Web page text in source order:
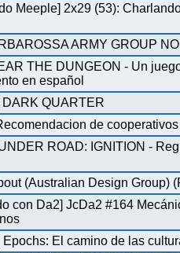
Meeple] 2x29 (53):
ARMY GROUP
THE DUNGEON - Un
en español
DARK QUARTER
de
ROAD: IGNITION -
(Australian Design Group)
con Da2] JcDa2 #164
Epochs: El camino de las